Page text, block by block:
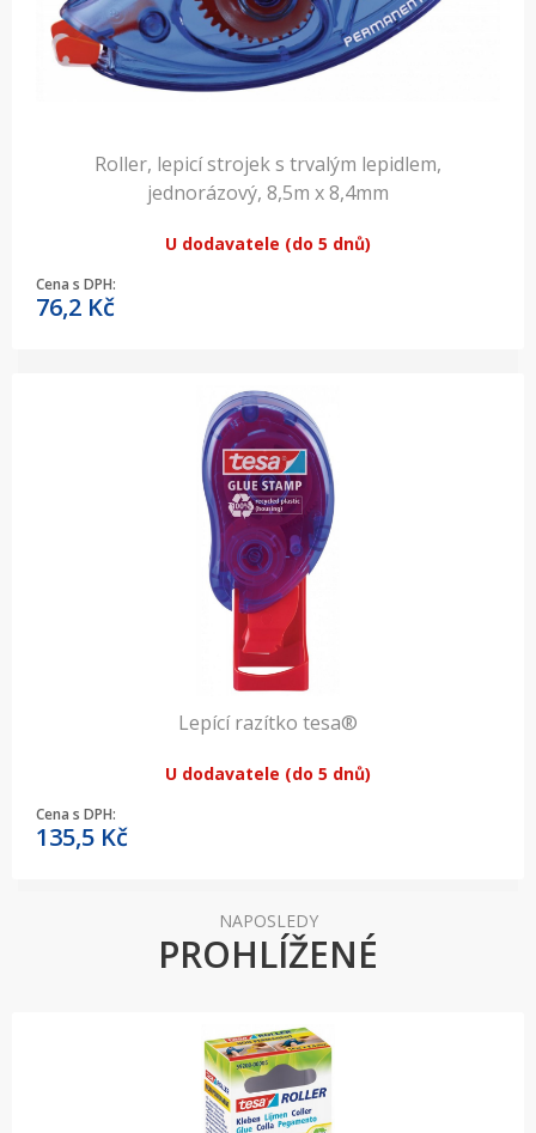
Roller, lepicí strojek s trvalým lepidlem,
jednorázový, 8,5m x 8,4mm
U dodavatele (do 5 dnů)
Cena s DPH:
76,2 Kč
Lepící razítko tesa®
U dodavatele (do 5 dnů)
Cena s DPH:
135,5 Kč
NAPOSLEDY
PROHLÍŽENÉ